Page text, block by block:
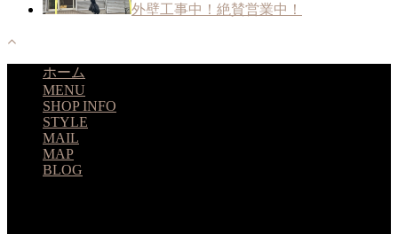
外壁工事中！絶賛営業中！
ホーム
MENU
SHOP INFO
STYLE
MAIL
MAP
BLOG